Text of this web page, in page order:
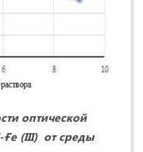
оптической
(III) от среды